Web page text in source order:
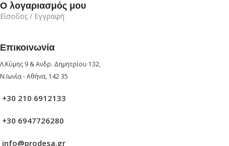
Ο λογαριασμός μου
Είσοδος / Εγγραφή
Επικοινωνία
Λ.Κύμης 9 & Ανδρ. Δημητρίου 132,
Ν.Ιωνία - Αθήνα, 142 35
+30 210 6912133
+30 6947726280
info@prodesa.gr